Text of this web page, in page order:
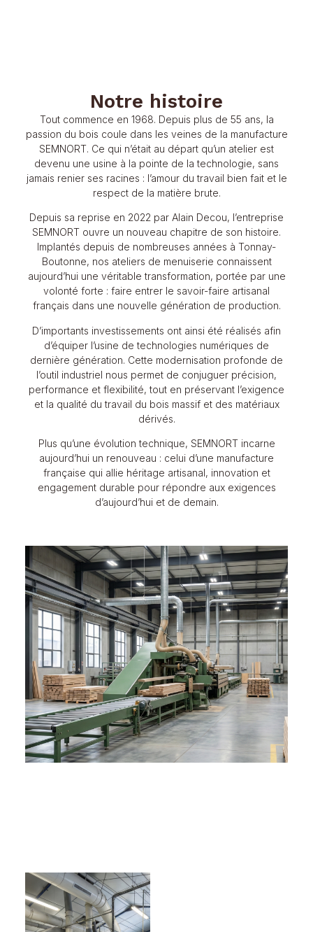
Notre histoire
Tout commence en 1968. Depuis plus de 55 ans, la
passion du bois coule dans les veines de la manufacture
SEMNORT. Ce qui n’était au départ qu’un atelier est
devenu une usine à la pointe de la technologie, sans
jamais renier ses racines : l’amour du travail bien fait et le
respect de la matière brute.
Depuis sa reprise en 2022 par Alain Decou, l’entreprise
SEMNORT ouvre un nouveau chapitre de son histoire.
Implantés depuis de nombreuses années à Tonnay-
Boutonne, nos ateliers de menuiserie connaissent
aujourd’hui une véritable transformation, portée par une
volonté forte : faire entrer le savoir-faire artisanal
français dans une nouvelle génération de production.
D’importants investissements ont ainsi été réalisés afin
d’équiper l’usine de technologies numériques de
dernière génération. Cette modernisation profonde de
l’outil industriel nous permet de conjuguer précision,
performance et flexibilité, tout en préservant l’exigence
et la qualité du travail du bois massif et des matériaux
dérivés.
Plus qu’une évolution technique, SEMNORT incarne
aujourd’hui un renouveau : celui d’une manufacture
française qui allie héritage artisanal, innovation et
engagement durable pour répondre aux exigences
d’aujourd’hui et de demain.